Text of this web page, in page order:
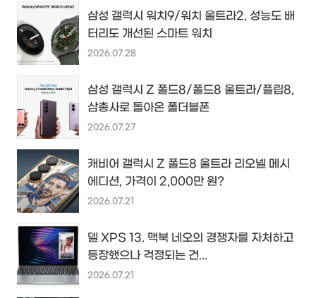
삼성 갤럭시 워치9/워치 울트라2, 성능도 배
터리도 개선된 스마트 워치
2026.07.28
삼성 갤럭시 Z 폴드8/폴드8 울트라/플립8,
삼총사로 돌아온 폴더블폰
2026.07.27
캐비어 갤럭시 Z 폴드8 울트라 리오넬 메시
에디션, 가격이 2,000만 원?
2026.07.21
델 XPS 13. 맥북 네오의 경쟁자를 자처하고
등장했으나 걱정되는 건...
2026.07.21